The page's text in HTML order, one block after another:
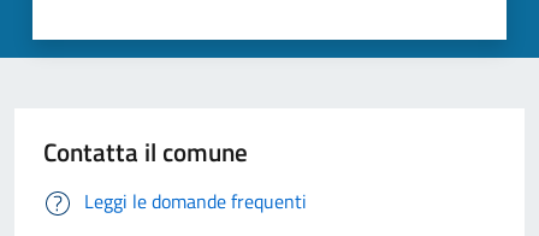
Contatta il comune
Leggi le domande frequenti